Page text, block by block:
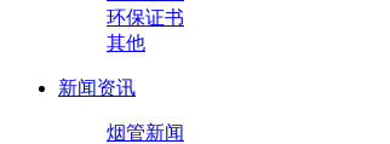
环保证书
其他
新闻资讯
烟管新闻